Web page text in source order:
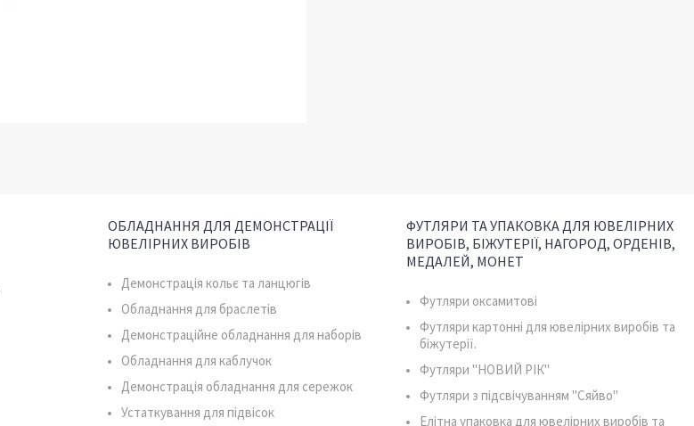
ОБЛАДНАННЯ ДЛЯ ДЕМОНСТРАЦІЇ
ЮВЕЛІРНИХ ВИРОБІВ
Демонстрація кольє та ланцюгів
Обладнання для браслетів
Демонстраційне обладнання для наборів
Обладнання для каблучок
Демонстрація обладнання для сережок
Устаткування для підвісок
ФУТЛЯРИ ТА УПАКОВКА ДЛЯ ЮВЕЛІРНИХ
ВИРОБІВ, БІЖУТЕРІЇ, НАГОРОД, ОРДЕНІВ,
МЕДАЛЕЙ, МОНЕТ
Футляри оксамитові
Футляри картонні для ювелірних виробів та
біжутерії.
Футляри "НОВИЙ РІК"
Футляри з підсвічуванням "Сяйво"
Елітна упаковка для ювелірних виробів та